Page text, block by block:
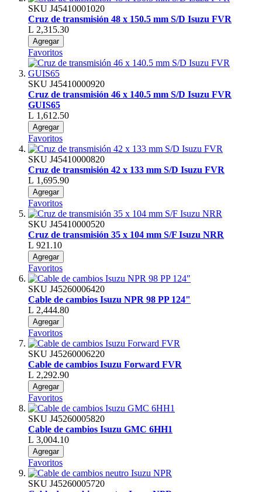
SKU J45410001020
Cruz de transmisión 48 x 150.5 mm S/D Isuzu FVR
L 2,315.30
Agregar
Favoritos
SKU J45410000920
Cruz de transmisión 46 x 140.5 mm S/D Isuzu FVR
GUIS65
L 1,612.50
Agregar
Favoritos
SKU J45410000820
Cruz de transmisión 42 x 133 mm S/D Isuzu FVR
L 1,695.90
Agregar
Favoritos
SKU J45410000520
Cruz de transmisión 35 x 104 mm S/F Isuzu NRR
L 921.10
Agregar
Favoritos
SKU J45260006420
Cable de cambios Isuzu NPR 98 PP 124"
L 2,444.80
Agregar
Favoritos
SKU J45260006220
Cable de cambios Isuzu Forward FVR
L 2,292.90
Agregar
Favoritos
SKU J45260005820
Cable de cambios Isuzu GMC 6HH1
L 3,004.10
Agregar
Favoritos
SKU J45260005720